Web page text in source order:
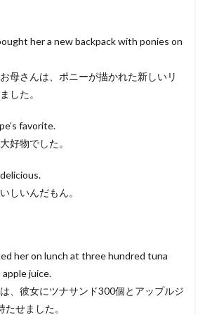
her a new backpack with ponies on
母さんは、ポニーが描かれた新しいリ
した。
favorite.
好物でした。
しいんだもん。
her on lunch at three hundred tuna
juice.
、彼女にツナサンド300個とアップルジ
せました。